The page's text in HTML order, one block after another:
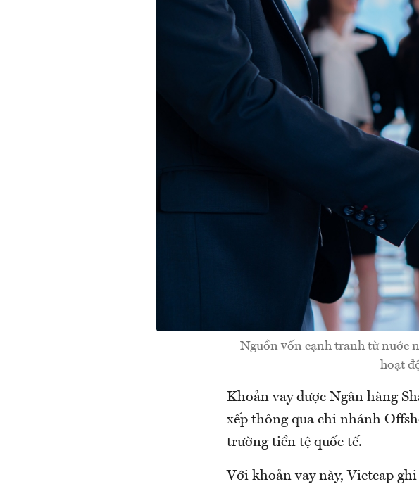
Nguồn vốn cạnh tranh từ nước
hoạt
Khoản vay được Ngân hàng
xếp thông qua chi nhánh
trường tiền tệ quốc tế.
Với khoản vay này, Vietcap